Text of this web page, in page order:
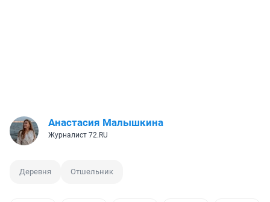
Анастасия Малышкина
Журналист 72.RU
Деревня Отшельник